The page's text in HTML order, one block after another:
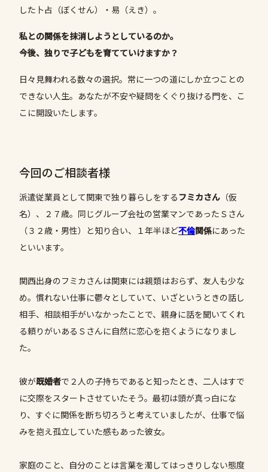
した卜占（ぼくせん）・易（えき）。
私との関係を抹消しようとしているのか。
今後、独りで子どもを育てていけますか？
日々見舞われる数々の選択。常に一つの道にしか立つことの
できない人生。あなたが不安や疑問をくぐり抜ける門を、こ
こに開設いたします。
今回のご相談者様
派遣従業員として関東で独り暮らしをする フミカさん （仮
名）、２７歳。同じグループ会社の営業マンであったＳさん
（３２歳・男性）と知り合い、１年半ほど不倫関係にあった
といいます。
関西出身のフミカさんは関東には親類はおらず、友人も少な
め。慣れない仕事に鬱々としていて、いざというときの話し
相手、相談相手がいなかったことで、親身に話を聞いてくれ
る頼りがいあるＳさんに自然に恋心を抱くようになりまし
た。
彼が既婚者で２人の子持ちであると知ったとき、二人はすで
に交際をスタートさせていたそう。最初は頭が真っ白にな
り、すぐに関係を断ち切ろうと考えていましたが、仕事で悩
みを抱え孤立していた感もあった彼女。
家庭のこと、自分のことは言葉を濁してはっきりしない態度